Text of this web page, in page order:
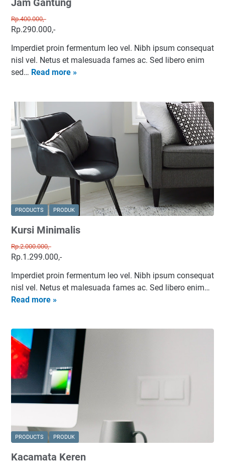
Jam Gantung
Rp.400.000,-
Rp.290.000,-
Imperdiet proin fermentum leo vel. Nibh ipsum consequat
nisl vel. Netus et malesuada fames ac. Sed libero enim
sed… Read more »J
a
t
u
n
g
PRODUCTS PRODUK
Kursi Minimalis
Rp.2.000.000,-
Rp.1.299.000,-
Imperdiet proin fermentum leo vel. Nibh ipsum consequat
nisl vel. Netus et malesuada fames ac. Sed libero enim…
Read more »K
M
i
n
i
m
l
i
s
PRODUCTS PRODUK
Kacamata Keren